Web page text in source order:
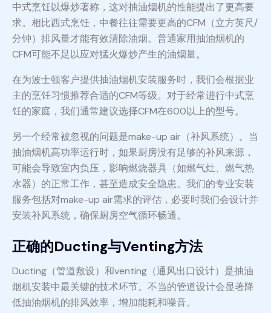
中式烹饪以爆炒著称，这对抽油烟机的性能提出了更高要
求。相比西式烹饪，中餐往往需要更高的CFM（立方英尺/
分钟）排风量才能有效清除油烟。普通家用抽油烟机的
CFM可能不足以应对猛火爆炒产生的油烟量。
在为波士顿客户提供抽油烟机安装服务时，我们会根据业
主的烹饪习惯推荐合适的CFM等级。对于经常进行中式烹
饪的家庭，我们通常建议选择CFM在600以上的型号。
另一个经常被忽视的问题是make-up air（补风系统）。当
抽油烟机高功率运行时，如果厨房没有足够的补风来源，
可能会导致室内负压，影响燃烧器具（如燃气灶、燃气热
水器）的正常工作，甚至造成安全隐患。我们的专业安装
服务包括对make-up air需求的评估，必要时我们会设计并
安装补风系统，确保厨房空气循环畅通。
正确的Ducting与Venting方法
Ducting（管道敷设）和venting（通风出口设计）是抽油
烟机安装中最关键的技术环节。不当的管道设计会显著降
低抽油烟机的排风效率，增加能耗和噪音。